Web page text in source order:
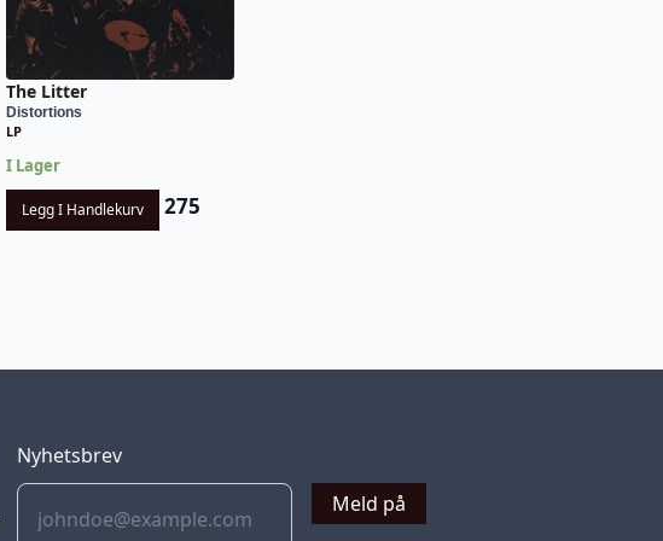
The Litter
Distortions
LP
I Lager
Legg I Handlekurv 275
Nyhetsbrev
Meld på